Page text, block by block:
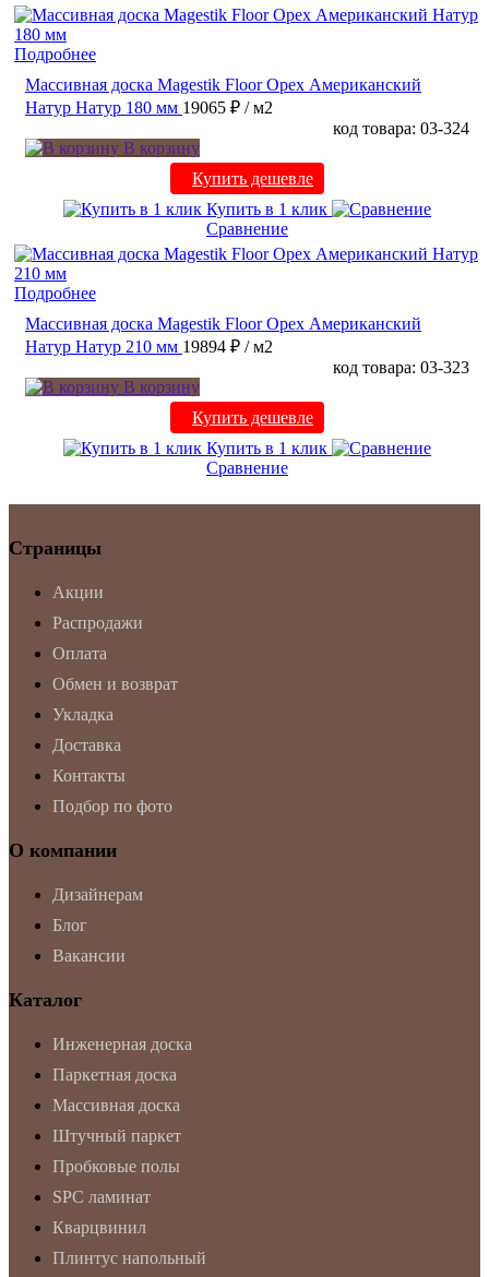
Подробнее
Массивная доска Magestik Floor Орех Американский
Натур Натур 180 мм 19065 ₽ / м2
код товара: 03-324
В корзину
Купить дешевле
Купить в 1 клик
Сравнение
Подробнее
Массивная доска Magestik Floor Орех Американский
Натур Натур 210 мм 19894 ₽ / м2
код товара: 03-323
В корзину
Купить дешевле
Купить в 1 клик
Сравнение
Страницы
Акции
Распродажи
Оплата
Обмен и возврат
Укладка
Доставка
Контакты
Подбор по фото
О компании
Дизайнерам
Блог
Вакансии
Каталог
Инженерная доска
Паркетная доска
Массивная доска
Штучный паркет
Пробковые полы
SPC ламинат
Кварцвинил
Плинтус напольный